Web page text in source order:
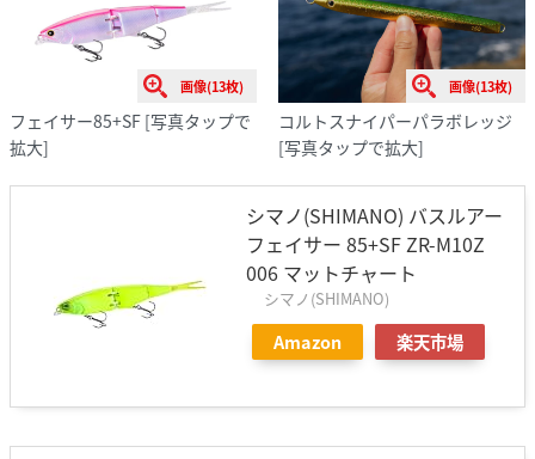
画像(13枚)
フェイサー85+SF [写真タップで
拡大]
画像(13枚)
コルトスナイパーパラボレッジ
[写真タップで拡大]
シマノ(SHIMANO) バスルアー
フェイサー 85+SF ZR-M10Z
006 マットチャート
シマノ(SHIMANO)
Amazon 楽天市場